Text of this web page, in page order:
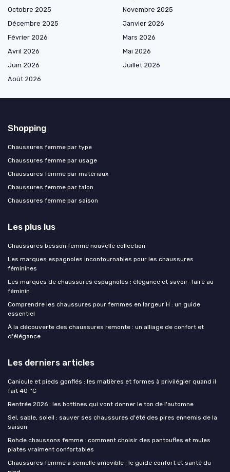
Octobre 2025
Novembre 2025
Décembre 2025
Janvier 2026
Février 2026
Mars 2026
Avril 2026
Mai 2026
Juin 2026
Juillet 2026
Août 2026
Shopping
Chaussures femme par type
Chaussures femme par usage
Chaussures femme par matériaux
Chaussures femme par talon
Chaussures femme par saison
Les plus lus
Chaussures besson femme nouvelle collection
Les marques espagnoles incontournables pour les chaussures
féminines
Les marques de chaussures espagnoles : élégance et savoir-faire au
féminin
Comprendre les chaussures pour femmes en largeur H : un guide
essentiel
À la découverte des chaussures remonte : un alliage de confort et
d'élégance
Les derniers articles
Canicule et pieds gonflés : les matières et formes à privilégier quand il
fait 40 °C
Rentrée 2026 : les bottines qui vont donner le ton de l'automne
Sel, sable, soleil : sauver ses chaussures d'été des pires ennemis de la
saison
Rohde chaussons femme : comment choisir des pantoufles et mules
plates vraiment confortables
Chaussures femme à semelle amovible : le guide confort et santé du